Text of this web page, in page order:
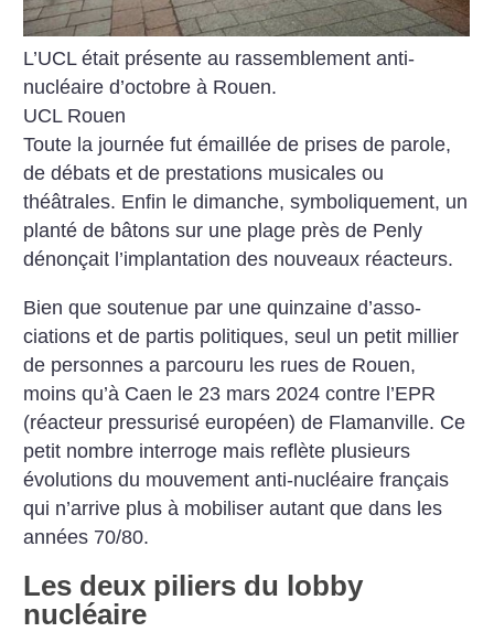
L’UCL était présente au rassemblement anti-
nucléaire d’octobre à Rouen.
UCL Rouen
Toute la journée fut émaillée de prises de parole,
de débats et de prestations musicales ou
théâtrales. Enfin le dimanche, symboliquement, un
planté de bâtons sur une plage près de Penly
dénonçait l’implantation des nouveaux réacteurs.
Bien que soutenue par une quinzaine d’asso­
ciations et de partis politiques, seul un petit millier
de personnes a parcouru les rues de Rouen,
moins qu’à Caen le 23 mars 2024 contre l’EPR
(réacteur pressurisé européen) de Flamanville. Ce
petit nombre interroge mais reflète plusieurs
évolutions du mouvement anti-nucléaire français
qui n’arrive plus à mobiliser autant que dans les
années 70/80.
Les deux piliers du lobby
nucléaire